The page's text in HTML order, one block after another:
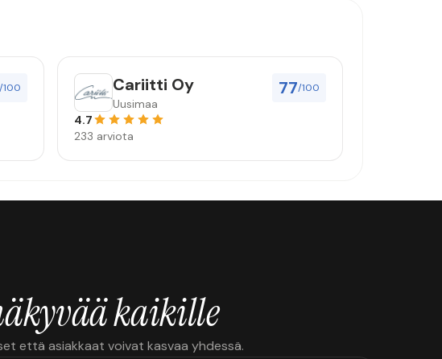
/100 77/100
Cariitti Oy
Uusimaa
4.7
233 arviota
kaikille
että asiakkaat voivat kasvaa yhdessä.